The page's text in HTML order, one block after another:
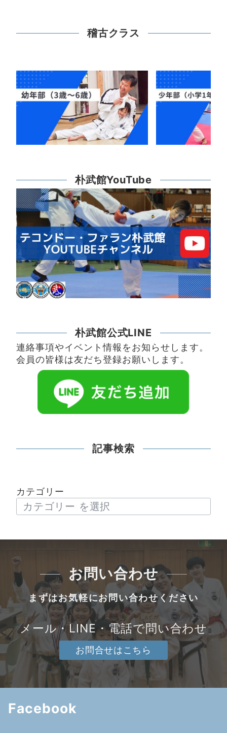
稽古クラス
朴武館YouTube
朴武館公式LINE
連絡事項やイベント情報をお知らせします。
会員の皆様は友だち登録お願いします。
記事検索
カテゴリー
お問い合わせ
まずはお気軽にお問い合わせください
メール・LINE・電話で問い合わせ
お問合せはこちら
Facebook